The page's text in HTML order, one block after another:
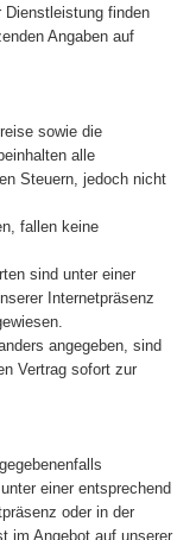
Dienstleistung finden
Angaben auf
sowie die
alle
Steuern, jedoch nicht
fallen keine
sind unter einer
Internetpräsenz
angegeben, sind
Vertrag sofort zur
einer entsprechend
oder in der
im Angebot auf unserer